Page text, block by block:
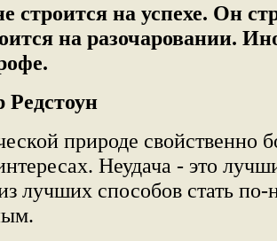
строится на успехе. Он
на разочаровании.
Редстоун
природе свойственно
Неудача - это
лучших способов стать